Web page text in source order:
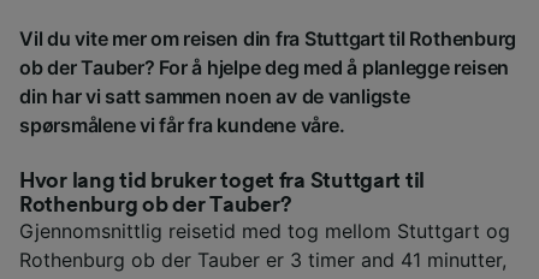
Vil du vite mer om reisen din fra Stuttgart til Rothenburg
ob der Tauber? For å hjelpe deg med å planlegge reisen
din har vi satt sammen noen av de vanligste
spørsmålene vi får fra kundene våre.
Hvor lang tid bruker toget fra Stuttgart til
Rothenburg ob der Tauber?
Gjennomsnittlig reisetid med tog mellom Stuttgart og
Rothenburg ob der Tauber er 3 timer and 41 minutter,